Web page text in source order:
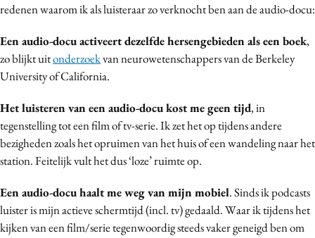
redenen waarom ik als luisteraar zo verknocht ben aan de audio-docu:
Een audio-docu activeert dezelfde hersengebieden als een boek,
zo blijkt uitonderzoekvan neurowetenschappers van de Berkeley
University of California.
Het luisteren van een audio-docu kost me geen tijd, in
tegenstelling tot een film of tv-serie. Ik zet het op tijdens andere
bezigheden zoals het opruimen van het huis of een wandeling naar het
station. Feitelijk vult het dus ‘loze’ ruimte op.
Een audio-docu haalt me weg van mijn mobiel. Sinds ik podcasts
luister is mijn actieve schermtijd (incl. tv) gedaald. Waar ik tijdens het
kijken van een film/serie tegenwoordig steeds vaker geneigd ben om